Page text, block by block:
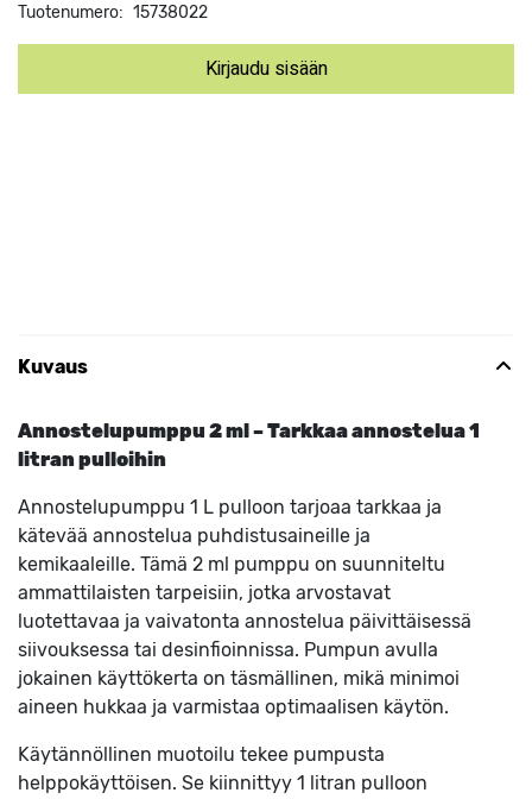
Tuotenumero: 15738022
Kirjaudu sisään
Kuvaus
Annostelupumppu 2 ml – Tarkkaa annostelua 1
litran pulloihin
Annostelupumppu 1 L pulloon tarjoaa tarkkaa ja
kätevää annostelua puhdistusaineille ja
kemikaaleille. Tämä 2 ml pumppu on suunniteltu
ammattilaisten tarpeisiin, jotka arvostavat
luotettavaa ja vaivatonta annostelua päivittäisessä
siivouksessa tai desinfioinnissa. Pumpun avulla
jokainen käyttökerta on täsmällinen, mikä minimoi
aineen hukkaa ja varmistaa optimaalisen käytön.
Käytännöllinen muotoilu tekee pumpusta
helppokäyttöisen. Se kiinnittyy 1 litran pulloon